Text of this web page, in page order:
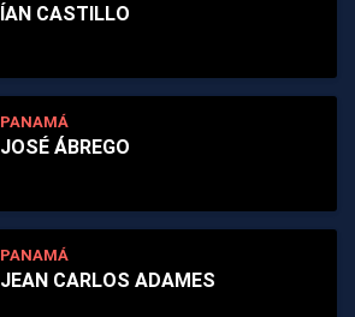
ÍAN CASTILLO
PANAMÁ
JOSÉ ÁBREGO
PANAMÁ
JEAN CARLOS ADAMES